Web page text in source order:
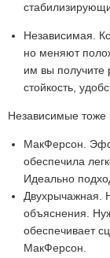
Независимая.
но меняют
им вы получите
стойкость,
Независимые
МакФерсон.
обеспечила
Идеально
Двухрычажная.
объяснения.
обеспечивает
МакФерсон.